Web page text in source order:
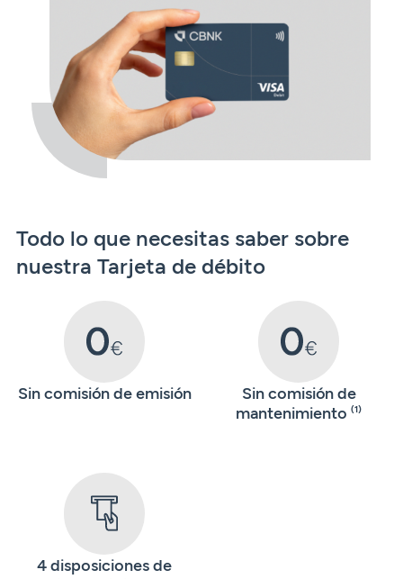
Expatriados
Servicios
Todo lo que necesitas saber sobre
nuestra Tarjeta de débito
Sin comisión de emisión
Sin comisión de
mantenimiento (1)
4 disposiciones de